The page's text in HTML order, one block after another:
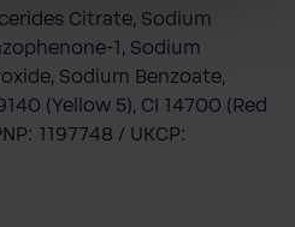
Citrate, Sodium
1, Sodium
Sodium Benzoate,
(Yellow 5), CI 14700 (Red
1197748 / UKCP: